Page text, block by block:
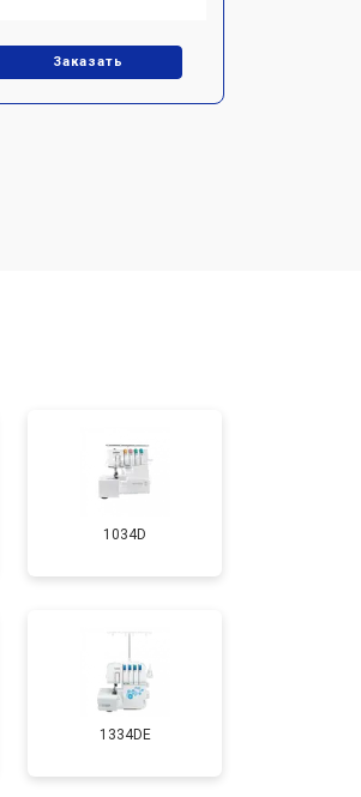
Заказать
Заказать
1034D
1334DE